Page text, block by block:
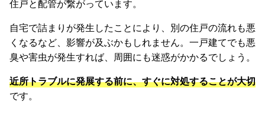
住戸と配管が繋がっています。
自宅で詰まりが発生したことにより、別の住戸の流れも悪
くなるなど、影響が及ぶかもしれません。一戸建てでも悪
臭や害虫が発生すれば、周囲にも迷惑がかかるでしょう。
近所トラブルに発展する前に、すぐに対処することが大切
です。